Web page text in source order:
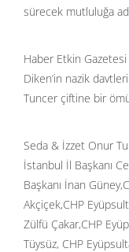
sürecek mutluluğa
Haber Etkin
Diken’in nazik
Tuncer çiftine bir
Seda & İzzet Onur
İstanbul İl Başkanı
Başkanı İnan
Akçiçek,CHP
Zülfü Çakar,CHP
Tüysüz, CHP